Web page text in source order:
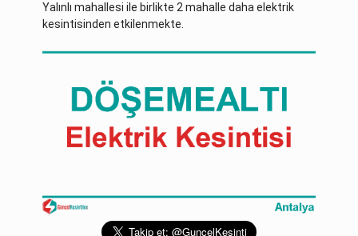
Yalınlı mahallesi ile birlikte 2 mahalle daha elektrik
kesintisinden etkilenmekte.